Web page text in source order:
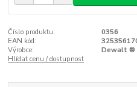
Číslo produktu:
0356
EAN kód:
Výrobce:
Dewalt ®
Hlídat cenu / dostupnost